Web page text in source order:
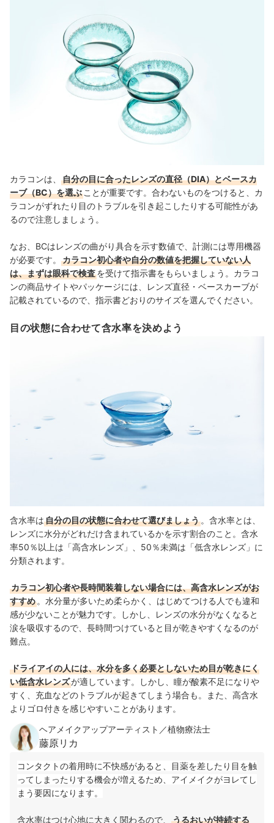
カラコンは、
自分の目に合ったレンズの直径（DIA）とベースカ
ーブ（BC）を選ぶことが重要です。合わないものをつけると、カ
ラコンがずれたり目のトラブルを引き起こしたりする可能性があ
るので注意しましょう。
なお、BCはレンズの曲がり具合を示す数値で、計測には専用機器
が必要です。
カラコン初心者や自分の数値を把握していない人
は、まずは眼科で検査を受けて指示書をもらいましょう。カラコ
ンの商品サイトやパッケージには、レンズ直径・ベースカーブが
記載されているので、指示書どおりのサイズを選んでください。
目の状態に合わせて含水率を決めよう
含水率は自分の目の状態に合わせて選びましょう 。含水率とは、
レンズに水分がどれだけ含まれているかを示す割合のこと。含水
率50％以上は「高含水レンズ」、50％未満は「低含水レンズ」に
分類されます。
カラコン初心者や長時間装着しない場合には、高含水レンズがお
すすめ 。水分量が多いため柔らかく、はじめてつける人でも違和
感が少ないことが魅力です。しかし、レンズの水分がなくなると
涙を吸収するので、長時間つけていると目が乾きやすくなるのが
難点。
ドライアイの人には、水分を多く必要としないため目が乾きにく
い低含水レンズが適しています。しかし、瞳が酸素不足になりや
すく、充血などのトラブルが起きてしまう場合も。また、高含水
よりゴロ付きを感じやすいことがあります。
ヘアメイクアップアーティスト／植物療法士
藤原リカ
コンタクトの着用時に不快感があると、目薬を差したり目を触
ってしまったりする機会が増えるため、アイメイクがヨレてし
まう要因になります。
含水率はつけ心地に大きく関わるので、
うるおいが持続する